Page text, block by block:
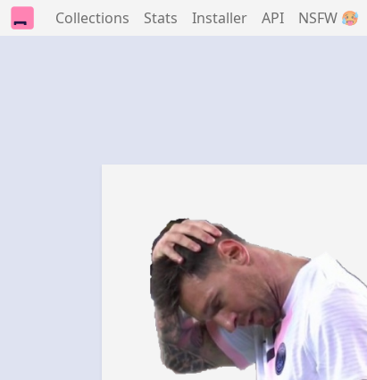
Collections Stats Installer API NSFW 🥵